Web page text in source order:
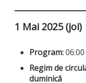
1 Mai 2025 (joi)
Program:
Regim de
duminică